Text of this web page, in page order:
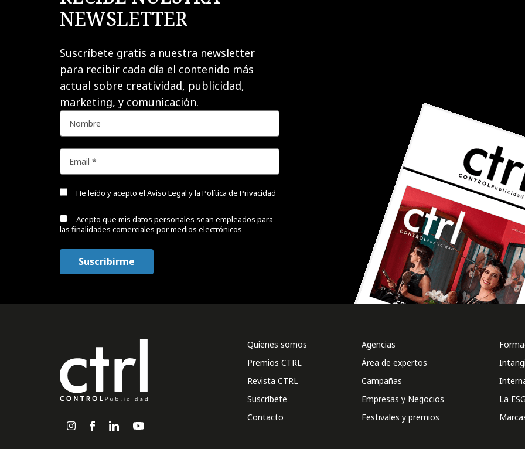
NEWSLETTER
Suscríbete gratis a nuestra newsletter
para recibir cada día el contenido más
actual sobre creatividad, publicidad,
marketing, y comunicación.
He leído y acepto el Aviso Legal y la Política de Privacidad
Acepto que mis datos personales sean empleados para
las finalidades comerciales por medios electrónicos
Quienes somos
Premios CTRL
Revista CTRL
Suscríbete
Contacto
Agencias
Área de expertos
Campañas
Empresas y Negocios
Festivales y premios
La